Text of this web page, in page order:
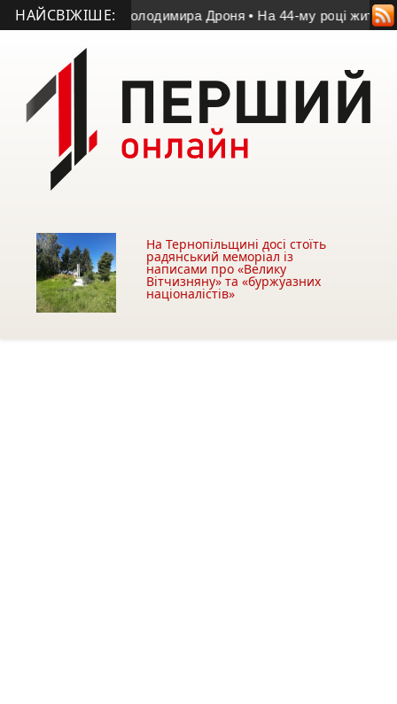
НАЙСВІЖІШЕ:
пам’яті Володимира Дроня • На 44-му році життя
На Тернопільщині досі стоїть
радянський меморіал із
написами про «Велику
Вітчизняну» та «буржуазних
націоналістів»